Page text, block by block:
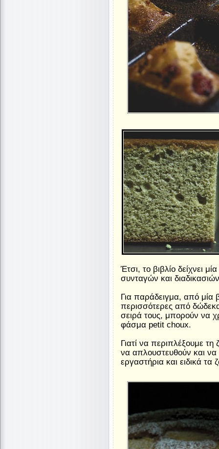
Έτσι, το βιβλίο δείχνει
συνταγών και
Για παράδειγμα, από μία
περισσότερες από
σειρά τους, μπορούν να
φάσμα petit choux.
Γιατί να περιπλέξουμε
να απλουστευθούν και
εργαστήρια και ειδικά